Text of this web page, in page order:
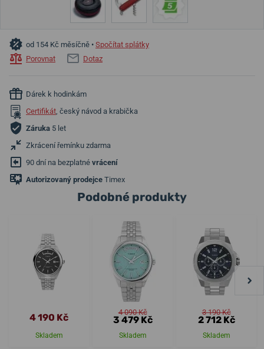
od 154 Kč měsíčně • Spočítat splátky
Porovnat
Dotaz
Dárek k hodinkám
Certifikát, český návod a krabička
Záruka 5 let
Zkrácení řemínku zdarma
90 dní na bezplatné vrácení
Autorizovaný prodejce Timex
Podobné produkty
4 190 Kč
Skladem
4 090 Kč
3 479 Kč
Skladem
3 190 Kč
2 712 Kč
Skladem